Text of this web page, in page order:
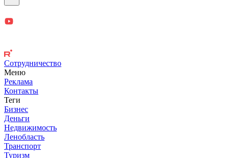
Сотрудничество
Меню
Реклама
Контакты
Теги
Бизнес
Деньги
Недвижимость
Ленобласть
Транспорт
Туризм